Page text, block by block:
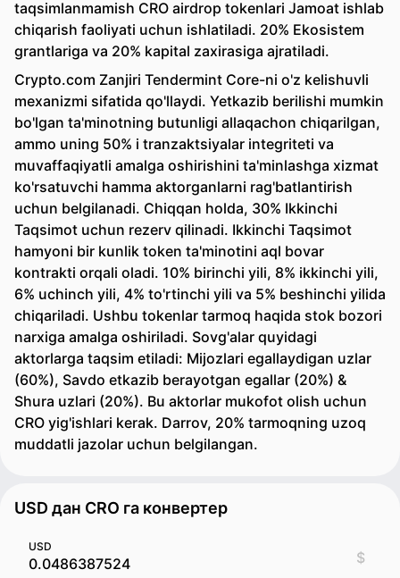
taqsimlanmamish CRO airdrop tokenlari Jamoat ishlab
chiqarish faoliyati uchun ishlatiladi. 20% Ekosistem
grantlariga va 20% kapital zaxirasiga ajratiladi.
Crypto.com Zanjiri Tendermint Core-ni o'z kelishuvli
mexanizmi sifatida qo'llaydi. Yetkazib berilishi mumkin
bo'lgan ta'minotning butunligi allaqachon chiqarilgan,
ammo uning 50% i tranzaktsiyalar integriteti va
muvaffaqiyatli amalga oshirishini ta'minlashga xizmat
ko'rsatuvchi hamma aktorganlarni rag'batlantirish
uchun belgilanadi. Chiqqan holda, 30% Ikkinchi
Taqsimot uchun rezerv qilinadi. Ikkinchi Taqsimot
hamyoni bir kunlik token ta'minotini aql bovar
kontrakti orqali oladi. 10% birinchi yili, 8% ikkinchi yili,
6% uchinch yili, 4% to'rtinchi yili va 5% beshinchi yilida
chiqariladi. Ushbu tokenlar tarmoq haqida stok bozori
narxiga amalga oshiriladi. Sovg'alar quyidagi
aktorlarga taqsim etiladi: Mijozlari egallaydigan uzlar
(60%), Savdo etkazib berayotgan egallar (20%) &
Shura uzlari (20%). Bu aktorlar mukofot olish uchun
CRO yig'ishlari kerak. Darrov, 20% tarmoqning uzoq
muddatli jazolar uchun belgilangan.
USD дан CRO га конвертер
USD
$